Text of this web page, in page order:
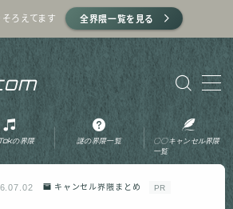
ろえてます 全界隈一覧を見る
ー
の界隈 謎の界隈一覧
〇〇キャンセル界隈
一覧
キャンセル界隈まとめ PR